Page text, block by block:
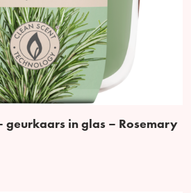
geurkaars in glas – Rosemary